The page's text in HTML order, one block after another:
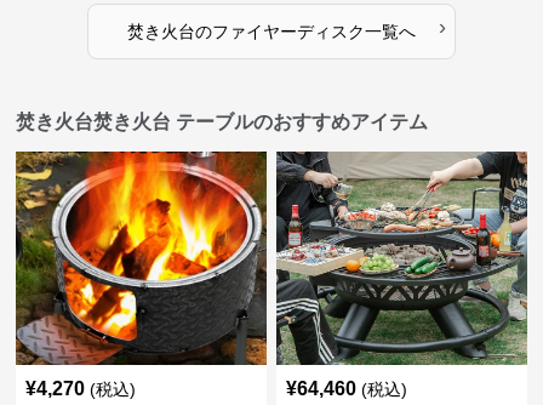
焚き火台のファイヤーディスク一覧へ ›
焚き火台焚き火台 テーブルのおすすめアイテム
¥4,270 (税込) ¥64,460 (税込)